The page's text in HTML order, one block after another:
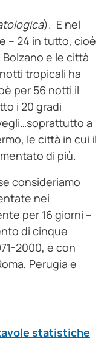
). E nel
– 24 in tutto, cioè
e le città
tropicali ha
per 56 notti il
i 20 gradi
a
le città in cui il
di più.
consideriamo
nei
per 16 giorni –
di cinque
2000, e con
Perugia e
statistiche